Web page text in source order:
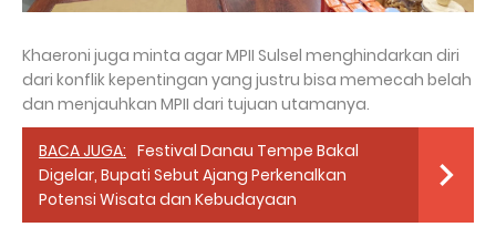
Khaeroni juga minta agar MPII Sulsel menghindarkan diri
dari konflik kepentingan yang justru bisa memecah belah
dan menjauhkan MPII dari tujuan utamanya.
BACA JUGA: Festival Danau Tempe Bakal
Digelar, Bupati Sebut Ajang Perkenalkan
Potensi Wisata dan Kebudayaan